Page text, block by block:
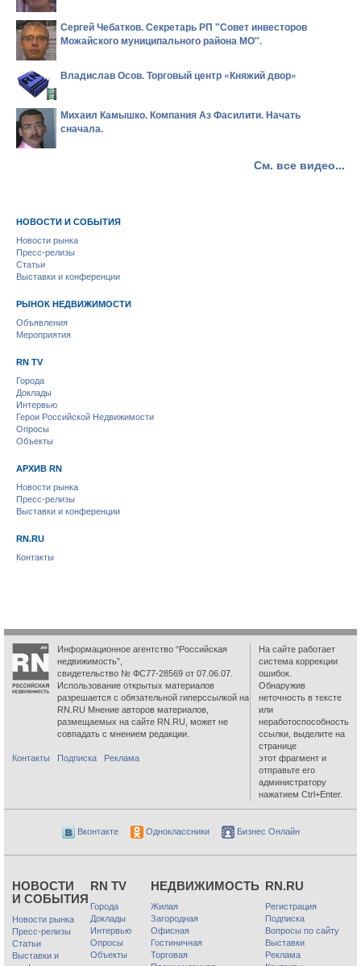
Сергей Чебатков. Секретарь РП "Совет инвесторов
Можайского муниципального района МО".
Владислав Осов. Торговый центр «Княжий двор»
Михаил Камышко. Компания Аз Фасилити. Начать
сначала.
См. все видео...
НОВОСТИ И СОБЫТИЯ
Новости рынка
Пресс-релизы
Статьи
Выставки и конференции
РЫНОК НЕДВИЖИМОСТИ
Объявления
Мероприятия
RN TV
Города
Доклады
Интервью
Герои Российской Недвижимости
Опросы
Объекты
АРХИВ RN
Новости рынка
Пресс-релизы
Выставки и конференции
RN.RU
Контакты
Информационное агентство “Российская
недвижимость”,
свидетельство № ФС77-28569 от 07.06.07.
Использование открытых материалов
разрешается с обязательной гиперссылкой на
RN.RU Мнение авторов материалов,
размещаемых на сайте RN.RU, может не
совпадать с мнением редакции.
Контакты Подписка Реклама
На сайте работает
система коррекции
ошибок.
Обнаружив
неточность в тексте
или
неработоспособность
ссылки, выделите на
странице
этот фрагмент и
отправьте его
администратору
нажатием Ctrl+Enter.
Вконтакте Одноклассники Бизнес Онлайн
НОВОСТИ
И СОБЫТИЯ
Новости рынка
Пресс-релизы
Статьи
Выставки и
RN TV
Города
Доклады
Интервью
Опросы
Объекты
НЕДВИЖИМОСТЬ
Жилая
Загородная
Офисная
Гостиничная
Торговая
RN.RU
Регистрация
Подписка
Вопросы по сайту
Выставки
Реклама